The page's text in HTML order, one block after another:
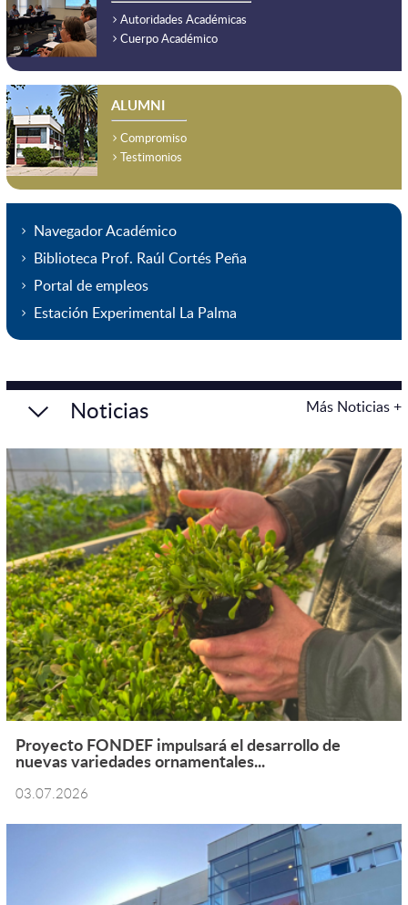
Autoridades Académicas
Cuerpo Académico
ALUMNI
Compromiso
Testimonios
Navegador Académico
Biblioteca Prof. Raúl Cortés Peña
Portal de empleos
Estación Experimental La Palma
Noticias Más Noticias +
Proyecto FONDEF impulsará el desarrollo de
nuevas variedades ornamentales...
03.07.2026